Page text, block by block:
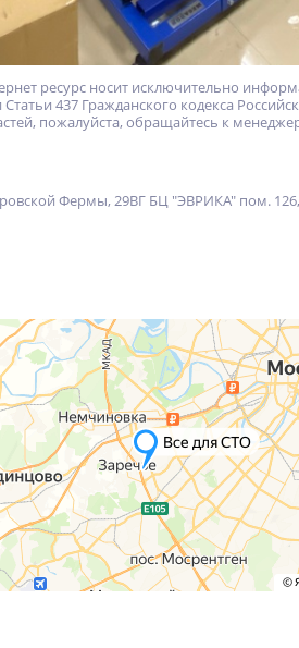
ресурс носит исключительно
437 Гражданского кодекса
пожалуйста, обращайтесь к
Фермы, 29ВГ БЦ "ЭВРИКА" пом.